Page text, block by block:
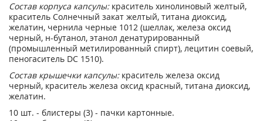
Состав корпуса капсулы:краситель хинолиновый желтый,
краситель Солнечный закат желтый, титана диоксид,
желатин, чернила черные 1012 (шеллак, железа оксид
черный, н-бутанол, этанол денатурированный
(промышленный метилированный спирт), лецитин соевый,
пеногаситель DC 1510).
Состав крышечки капсулы:краситель железа оксид
черный, краситель железа оксид красный, титана диоксид,
желатин.
10 шт. - блистеры (3) - пачки картонные.